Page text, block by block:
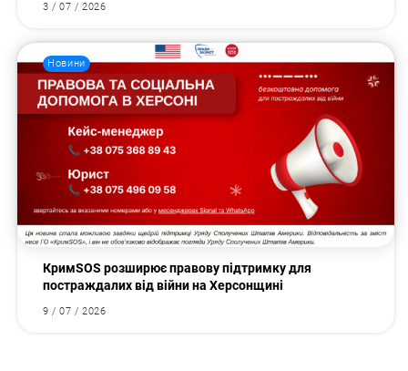
3 / 07 / 2026
Новини
КримSOS розширює правову підтримку для
постраждалих від війни на Херсонщині
9 / 07 / 2026